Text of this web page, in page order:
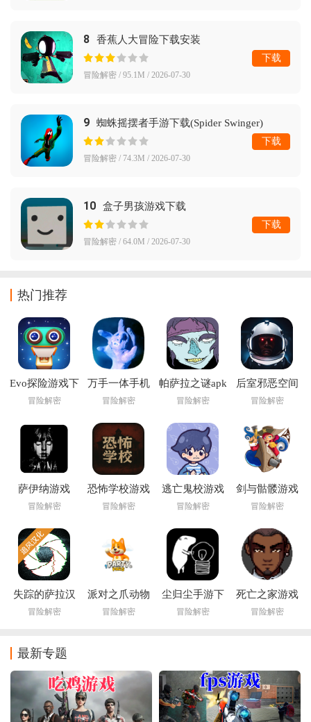
8 香蕉人大冒险下载安装
冒险解密 / 95.1M / 2026-07-30
下载
9 蜘蛛摇摆者手游下载(Spider Swinger)
冒险解密 / 74.3M / 2026-07-30
下载
10 盒子男孩游戏下载
冒险解密 / 64.0M / 2026-07-30
下载
热门推荐
Evo探险游戏下
载(Evo
冒险解密
万手一体手机
版下载
冒险解密
帕萨拉之谜apk
完整版(Nekra
冒险解密
后室邪恶空间
多人联机版最
冒险解密
萨伊纳游戏
(Saina)
冒险解密
恐怖学校游戏
冒险解密
逃亡鬼校游戏
冒险解密
剑与骷髅游戏
(Swords &
Epic Pirate
Story)
冒险解密
失踪的萨拉汉
化版
冒险解密
派对之爪动物
大战官方下载
冒险解密
尘归尘手游下
载
冒险解密
死亡之家游戏
冒险解密
最新专题